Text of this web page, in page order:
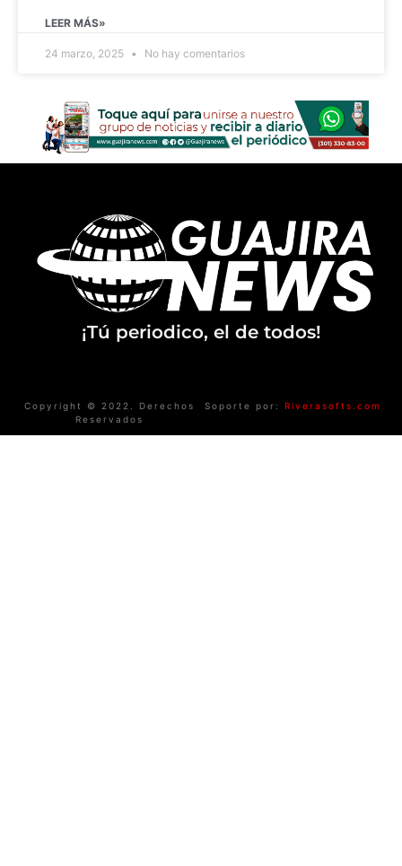
LEER MÁS»
24 marzo, 2025 No hay comentarios
¡Tú periodico, el de todos!
Copyright © 2022. Derechos
Reservados
Soporte por: Riverasofts.com